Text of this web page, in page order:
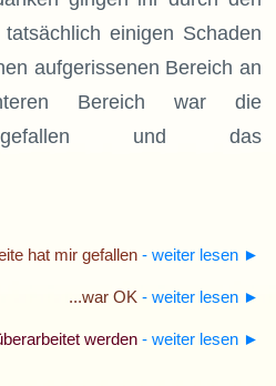
einigen Schaden
aufgerissenen Bereich an
Bereich war die
und das
hat mir gefallen- weiter lesen ►
...war OK - weiter lesen ►
werden - weiter lesen ►